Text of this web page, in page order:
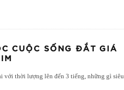
CUỘC SỐNG ĐẮT GIÁ
với thời lượng lên đến 3 tiếng, những gì siêu